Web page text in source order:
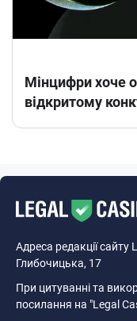
Мінцифри хоче
відкритому
Адреса редакції сайту
Глибочицька, 17
При цитуванні та
посилання на "Legal